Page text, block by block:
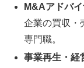
M&Aアドバ
企業の買収・
専門職。
事業再生・経